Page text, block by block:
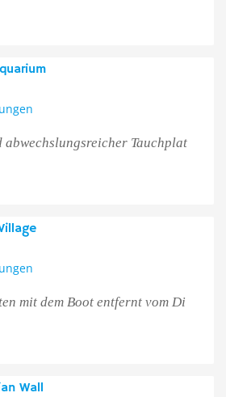
abwechslungsreicher Tauchplat
mit dem Boot entfernt vom Di
Wall